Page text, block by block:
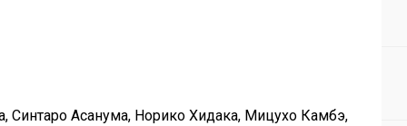
Синтаро Асанума, Норико Хидака, Мицухо Камбэ,